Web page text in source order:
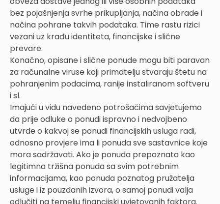
bez pojašnjenja svrhe prikupljanja, načina obrade i
načina pohrane takvih podataka. Time rastu rizici
vezani uz krađu identiteta, financijske i slične
prevare.
Konačno, opisane i slične ponude mogu biti paravan
za računalne viruse koji primatelju stvaraju štetu na
pohranjenim podacima, ranije instaliranom softveru
i sl.
Imajući u vidu navedeno potrošačima savjetujemo
da prije odluke o ponudi ispravno i nedvojbeno
utvrde o kakvoj se ponudi financijskih usluga radi,
odnosno provjere ima li ponuda sve sastavnice koje
mora sadržavati. Ako je ponuda prepoznata kao
legitimna tržišna ponuda sa svim potrebnim
informacijama, kao ponuda poznatog pružatelja
usluge i iz pouzdanih izvora, o samoj ponudi valja